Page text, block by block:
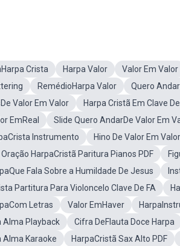
Crista Harpa Valor Valor Em Valor
RemédioHarpa Valor Quero
Valor Em Valor
Harpa Cristã Em Clave
EmReal
Slide Quero AndarDe Valor Em
Instrumento
Hino De Valor Em
HarpaCristã Paritura Pianos PDF
Fala Sobre a Humildade De Jesus
Partitura Para Violoncelo Clave De FA
Letras
Valor EmHaver
Alma Playback
Cifra DeFlauta Doce Harpa
Alma Karaoke
HarpaCristã Sax Alto PDF